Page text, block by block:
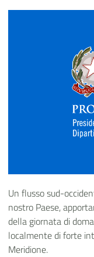
Un flusso sud-
nostro Paese,
della giornata di
localmente di forte
Meridione.